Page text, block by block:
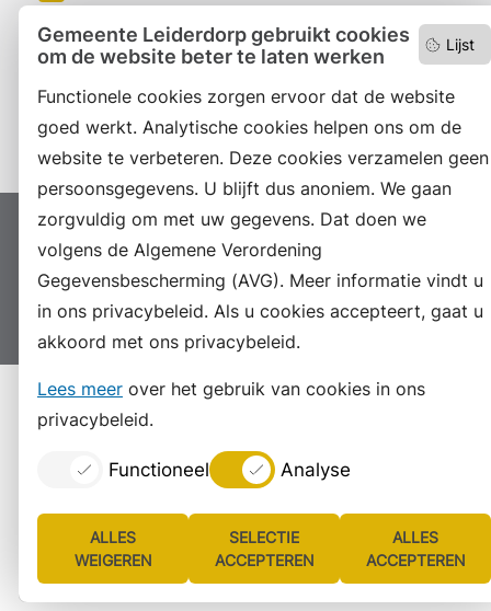
Lijst
Gemeente Leiderdorp gebruikt cookies
om de website beter te laten werken
Functionele cookies zorgen ervoor dat de website
goed werkt. Analytische cookies helpen ons om de
website te verbeteren. Deze cookies verzamelen geen
persoonsgegevens. U blijft dus anoniem. We gaan
zorgvuldig om met uw gegevens. Dat doen we
volgens de Algemene Verordening
Gegevensbescherming (AVG). Meer informatie vindt u
in ons privacybeleid. Als u cookies accepteert, gaat u
akkoord met ons privacybeleid.
Lees meer over het gebruik van cookies in ons
privacybeleid.
Functioneel Analyse
ALLES
WEIGEREN
SELECTIE
ACCEPTEREN
ALLES
ACCEPTEREN
LijstConsent
RSS
Instagram
Proclaimer Colofon
Toegankelijkheid
Sitemap
Privacyverklaring
Servicenormen
Suggesties
Archief Vacatures